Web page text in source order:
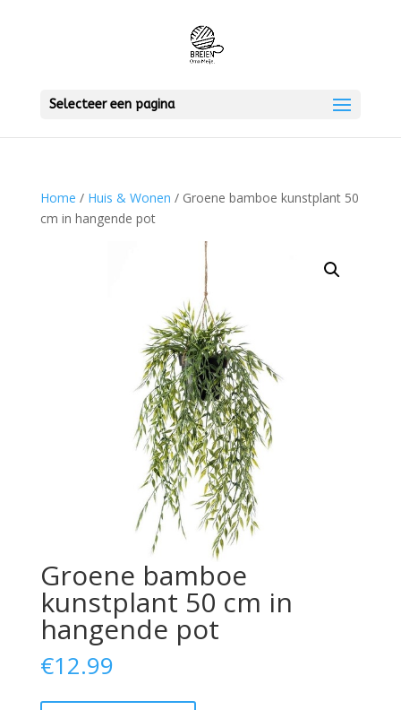
Selecteer een pagina
Home / Huis & Wonen / Groene bamboe kunstplant 50
cm in hangende pot
Groene bamboe
kunstplant 50 cm in
hangende pot
€12.99